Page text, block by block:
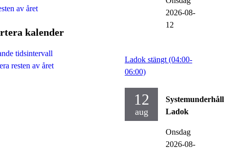
2026-08-
12
Ladok stängt (04:00-
06:00)
12
aug
Systemunderhåll
Ladok
Onsdag
2026-08-
av året
kalender
tidsintervall
resten av året